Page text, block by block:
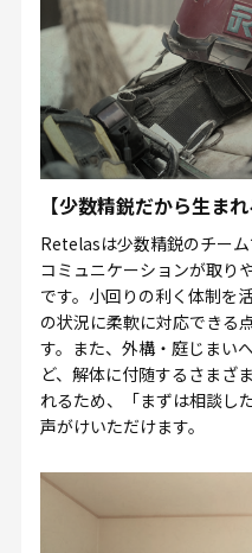
【少数精鋭だから生まれ
Retelasは少数精鋭のチー
コミュニケーションが取り
です。小回りの利く体制を
の状況に柔軟に対応できる
す。また、外構・庭じまい
ど、解体に付随するさまざ
れるため、「まずは相談し
声がけいただけます。